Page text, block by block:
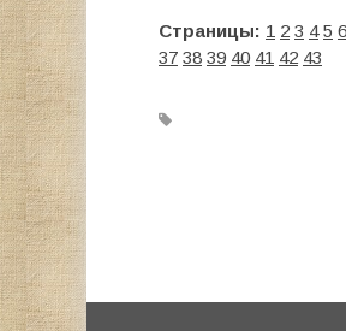
Страницы: 1 2 3 4 5 6
37 38 39 40 41 42 43